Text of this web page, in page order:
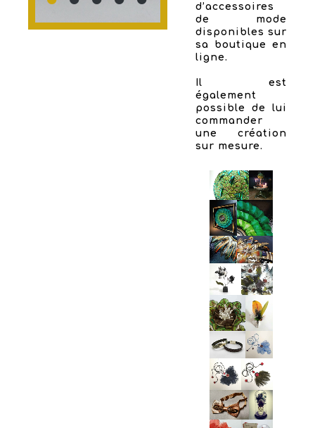
d’accessoires
de mode
disponibles sur
sa boutique en
ligne.
Il est
également
possible de lui
commander
une création
sur mesure.